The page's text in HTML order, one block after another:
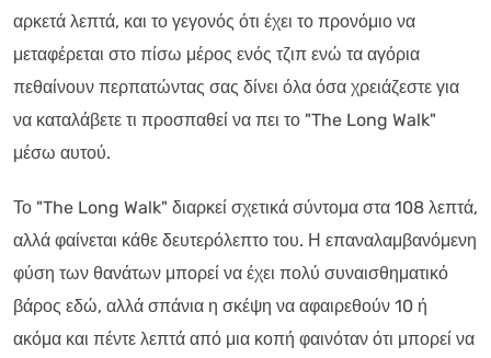
αρκετά λεπτά, και το γεγονός ότι έχει το προνόμιο να
μεταφέρεται στο πίσω μέρος ενός τζιπ ενώ τα αγόρια
πεθαίνουν περπατώντας σας δίνει όλα όσα χρειάζεστε για
να καταλάβετε τι προσπαθεί να πει το "The Long Walk"
μέσω αυτού.
Το "The Long Walk" διαρκεί σχετικά σύντομα στα 108 λεπτά,
αλλά φαίνεται κάθε δευτερόλεπτο του. Η επαναλαμβανόμενη
φύση των θανάτων μπορεί να έχει πολύ συναισθηματικό
βάρος εδώ, αλλά σπάνια η σκέψη να αφαιρεθούν 10 ή
ακόμα και πέντε λεπτά από μια κοπή φαινόταν ότι μπορεί να